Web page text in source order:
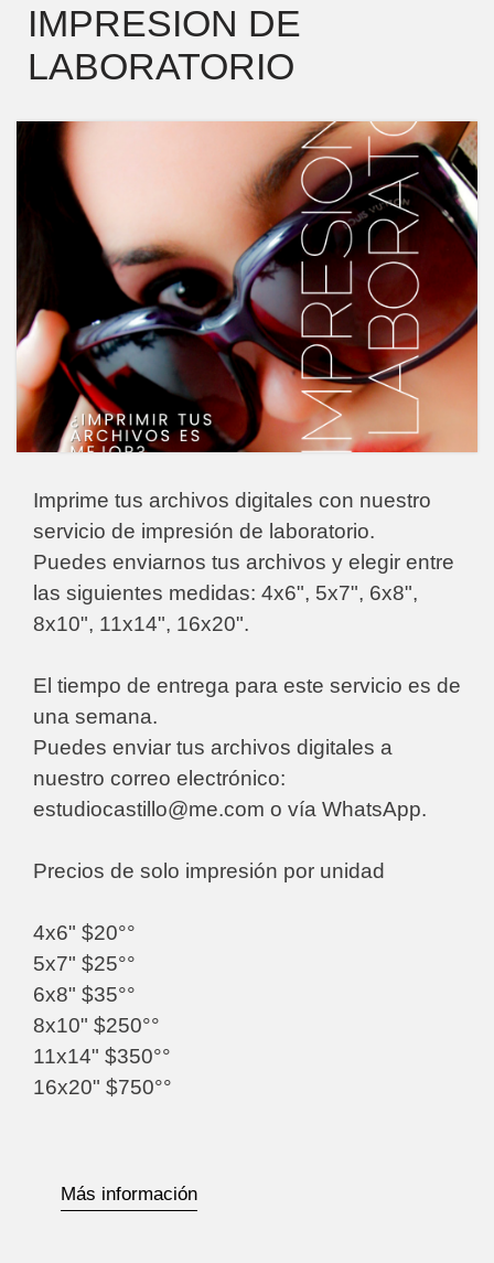
IMPRESION DE
LABORATORIO
Imprime tus archivos digitales con nuestro
servicio de impresión de laboratorio.
Puedes enviarnos tus archivos y elegir entre
las siguientes medidas: 4x6", 5x7", 6x8",
8x10", 11x14", 16x20".
El tiempo de entrega para este servicio es de
una semana.
Puedes enviar tus archivos digitales a
nuestro correo electrónico:
estudiocastillo@me.com o vía WhatsApp.
Precios de solo impresión por unidad
4x6" $20°°
5x7" $25°°
6x8" $35°°
8x10" $250°°
11x14" $350°°
16x20" $750°°
Más información